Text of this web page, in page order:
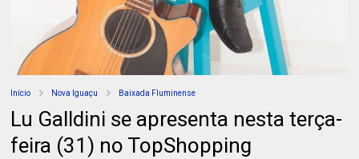
Início Nova Iguaçu Baixada Fluminense
Lu Galldini se apresenta nesta terça-
feira (31) no TopShopping